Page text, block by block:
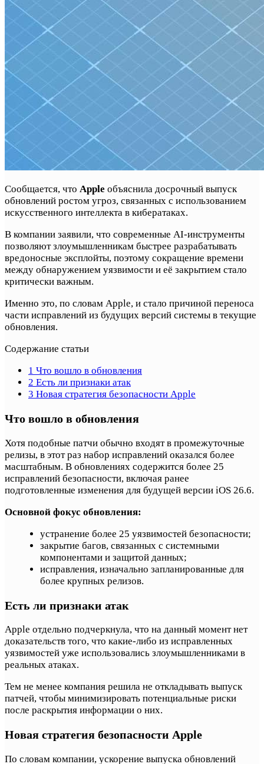
Сообщается, что Apple объяснила досрочный выпуск
обновлений ростом угроз, связанных с использованием
искусственного интеллекта в кибератаках.
В компании заявили, что современные AI-инструменты
позволяют злоумышленникам быстрее разрабатывать
вредоносные эксплойты, поэтому сокращение времени
между обнаружением уязвимости и её закрытием стало
критически важным.
Именно это, по словам Apple, и стало причиной переноса
части исправлений из будущих версий системы в текущие
обновления.
Содержание статьи
1 Что вошло в обновления
2 Есть ли признаки атак
3 Новая стратегия безопасности Apple
Что вошло в обновления
Хотя подобные патчи обычно входят в промежуточные
релизы, в этот раз набор исправлений оказался более
масштабным. В обновлениях содержится более 25
исправлений безопасности, включая ранее
подготовленные изменения для будущей версии iOS 26.6.
Основной фокус обновления:
устранение более 25 уязвимостей безопасности;
закрытие багов, связанных с системными
компонентами и защитой данных;
исправления, изначально запланированные для
более крупных релизов.
Есть ли признаки атак
Apple отдельно подчеркнула, что на данный момент нет
доказательств того, что какие-либо из исправленных
уязвимостей уже использовались злоумышленниками в
реальных атаках.
Тем не менее компания решила не откладывать выпуск
патчей, чтобы минимизировать потенциальные риски
после раскрытия информации о них.
Новая стратегия безопасности Apple
По словам компании, ускорение выпуска обновлений